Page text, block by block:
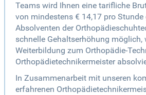
Teams wird Ihnen eine tarifliche
von mindestens € 14,17 pro Stunde
Absolventen der
schnelle Gehaltserhöhung möglich,
Weiterbildung zum Orthopädie-
Orthopädietechnikermeister
In Zusammenarbeit mit unseren
erfahrenen